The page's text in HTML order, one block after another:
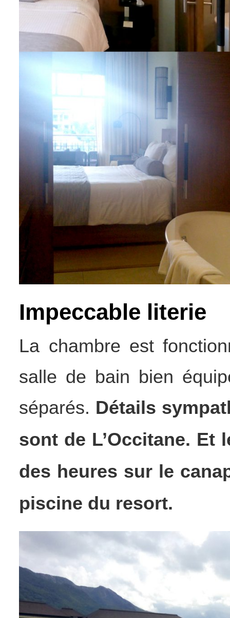
Impeccable literie
La chambre est
salle de bain bien
séparés. Détails
sont de L’Occitane. Et
des heures sur le
piscine du resort.